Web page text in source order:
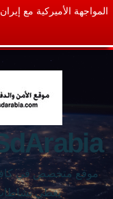
المواجهة الأميركية مع
موقع متخصص في كافة
يغطي نشاطات